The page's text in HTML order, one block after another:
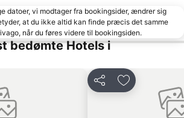
Catalina
Puerto de Las Palmas
Playa La Laja
Paseo por la playa de Las Canteras
Ermita de San Antonio Abad
Telmo
Puerto de Arguineguin
datoer, vi modtager fra bookingsider, ændrer sig
at du ikke altid kan finde præcis det samme
når du føres videre til bookingsiden.
bedømte Hotels i
Del Føj til